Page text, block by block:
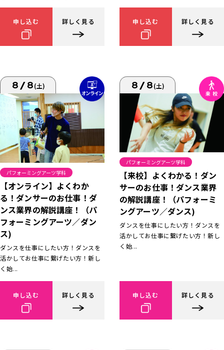
申し込む 詳しく見る 申し込む 詳しく見る
8/8(土)
パフォーミングアーツ学科
【オンライン】よくわか
る！ダンサーのお仕事！ダ
ンス業界の解説講座！（パ
フォーミングアーツ／ダン
ス)
ダンスを仕事にしたい方！ダンスを
活かしてお仕事に繋げたい方！新し
く始...
申し込む 詳しく見る
8/8(土)
パフォーミングアーツ学科
【来校】よくわかる！ダン
サーのお仕事！ダンス業界
の解説講座！（パフォーミ
ングアーツ／ダンス)
ダンスを仕事にしたい方！ダンスを
活かしてお仕事に繋げたい方！新し
く始...
申し込む 詳しく見る